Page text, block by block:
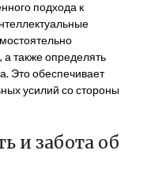
подхода к
также определять
Это обеспечивает
усилий со стороны
и забота об